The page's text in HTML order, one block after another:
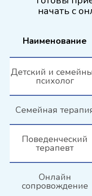
начать с
Наименование
Детский и
психолог
Семейная
Поведенческий
терапевт
Онлайн
сопровождение